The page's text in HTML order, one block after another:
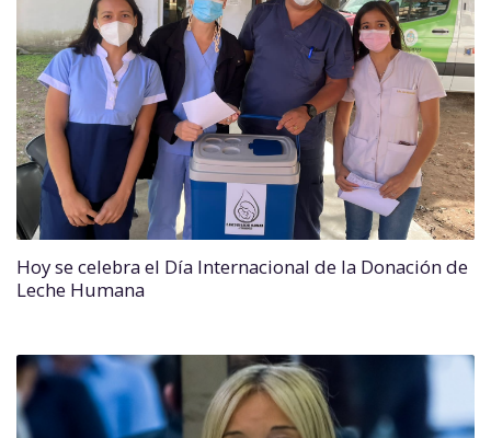
Hoy se celebra el Día Internacional de la Donación de
Leche Humana